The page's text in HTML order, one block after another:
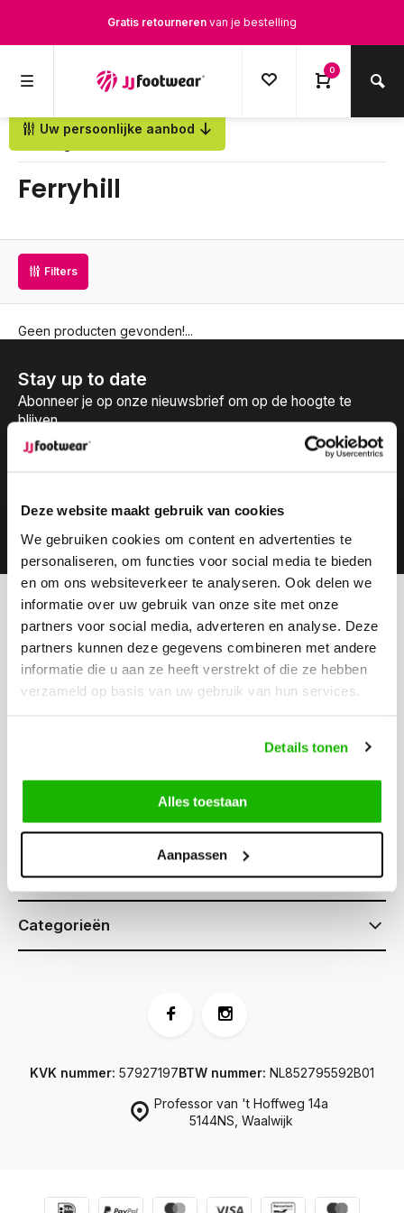
Deze website maakt gebruik van cookies
We gebruiken cookies om content en advertenties te
personaliseren, om functies voor social media te bieden
en om ons websiteverkeer te analyseren. Ook delen we
informatie over uw gebruik van onze site met onze
partners voor social media, adverteren en analyse. Deze
partners kunnen deze gegevens combineren met andere
informatie die u aan ze heeft verstrekt of die ze hebben
verzameld op basis van uw gebruik van hun services.
Details tonen
Alles toestaan
Aanpassen
Gratis retourneren van je bestelling
0
Uw persoonlijke aanbod
Ferryhill
Filters
Geen producten gevonden!...
Stay up to date
Abonneer je op onze nieuwsbrief om op de hoogte te
blijven.
Kunnen we helpen?
Klantenservice:
openingstijden
Bel ons
0416-272223
Klantenservice
Informatie
Categorieën
Professor van 't Hoffweg 14a
5144NS, Waalwijk
KVK nummer: 57927197BTW nummer: NL852795592B01